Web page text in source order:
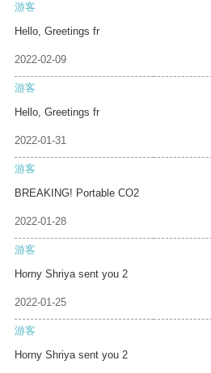
游客
Hello, Greetings fr
2022-02-09
游客
Hello, Greetings fr
2022-01-31
游客
BREAKING! Portable CO2
2022-01-28
游客
Horny Shriya sent you 2
2022-01-25
游客
Horny Shriya sent you 2